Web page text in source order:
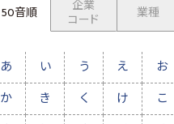
50音順
企業
コード
業種
あ い う え お
か き く け こ